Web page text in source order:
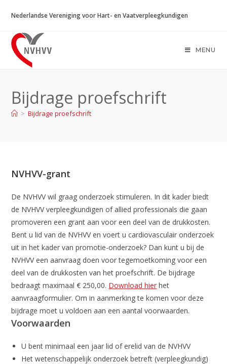
naar
inhoud
Nederlandse Vereniging voor Hart- en Vaatverpleegkundigen
MENU
Bijdrage proefschrift
> Bijdrage proefschrift
NVHVV-grant
De NVHVV wil graag onderzoek stimuleren. In dit kader biedt
de NVHVV verpleegkundigen of allied professionals die gaan
promoveren een grant aan voor een deel van de drukkosten.
Bent u lid van de NVHVV en voert u cardiovasculair onderzoek
uit in het kader van promotie-onderzoek? Dan kunt u bij de
NVHVV een aanvraag doen voor tegemoetkoming voor een
deel van de drukkosten van het proefschrift. De bijdrage
bedraagt maximaal € 250,00. Download hier het
aanvraagformulier. Om in aanmerking te komen voor deze
bijdrage moet u voldoen aan een aantal voorwaarden.
Voorwaarden
U bent minimaal een jaar lid of erelid van de NVHVV
Het wetenschappelijk onderzoek betreft (verpleegkundig)